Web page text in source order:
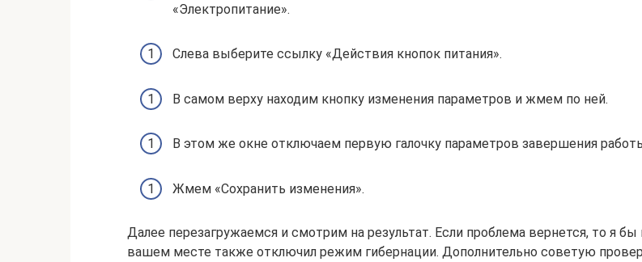
«Электропитание».
Слева выберите ссылку «Действия кнопок питания».
В самом верху находим кнопку изменения параметров и жмем по ней.
В этом же окне отключаем первую галочку параметров завершения
Жмем «Сохранить изменения».
Далее перезагружаемся и смотрим на результат. Если проблема вернется, то я бы
вашем месте также отключил режим гибернации. Дополнительно советую